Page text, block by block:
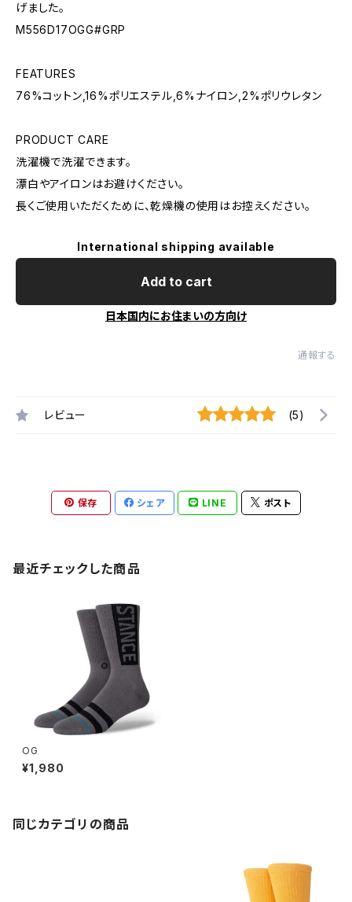
げました。
M556D17OGG#GRP
FEATURES
76%コットン,16%ポリエステル,6%ナイロン,2%ポリウレタン
PRODUCT CARE
洗濯機で洗濯できます。
漂白やアイロンはお避けください。
長くご使用いただくために、乾燥機の使用はお控えください。
International shipping available
Add to cart
日本国内にお住まいの方向け
通報する
レビュー (5)
保存 シェア LINE ポスト
最近チェックした商品
OG
¥1,980
同じカテゴリの商品